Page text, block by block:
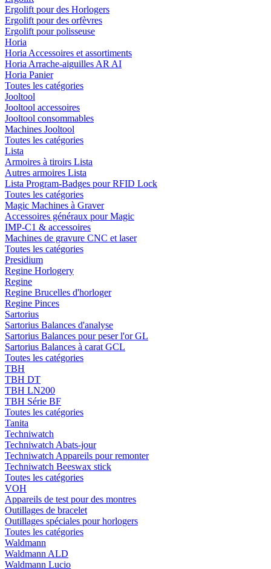
Ergolift pour des Horlogers
Ergolift pour des orfèvres
Ergolift pour polisseuse
Horia
Horia Accessoires et assortiments
Horia Arrache-aiguilles AR AI
Horia Panier
Toutes les catégories
Jooltool
Jooltool accessoires
Jooltool consommables
Machines Jooltool
Toutes les catégories
Lista
Armoires à tiroirs Lista
Autres armoires Lista
Lista Program-Badges pour RFID Lock
Toutes les catégories
Magic Machines à Graver
Accessoires généraux pour Magic
IMP-C1 & accessoires
Machines de gravure CNC et laser
Toutes les catégories
Presidium
Regine Horlogery
Regine
Regine Brucelles d'horloger
Regine Pinces
Sartorius
Sartorius Balances d'analyse
Sartorius Balances pour peser l'or GL
Sartorius Balances à carat GCL
Toutes les catégories
TBH
TBH DT
TBH LN200
TBH Série BF
Toutes les catégories
Tanita
Techniwatch
Techniwatch Abats-jour
Techniwatch Appareils pour remonter
Techniwatch Beeswax stick
Toutes les catégories
VOH
Appareils de test pour des montres
Outillages de bracelet
Outillages spéciales pour horlogers
Toutes les catégories
Waldmann
Waldmann ALD
Waldmann Lucio